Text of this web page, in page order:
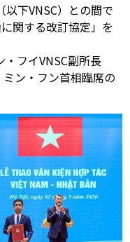
以下VNSC）との間で
関する改訂協定」を
・フイVNSC副所長
ン・フン首相臨席の